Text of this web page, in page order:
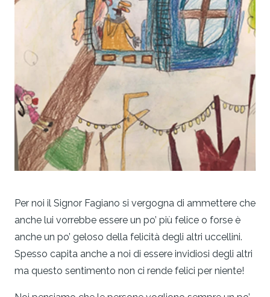
Per noi il Signor Fagiano si vergogna di ammettere che
anche lui vorrebbe essere un po’ più felice o forse è
anche un po’ geloso della felicità degli altri uccellini.
Spesso capita anche a noi di essere invidiosi degli altri
ma questo sentimento non ci rende felici per niente!